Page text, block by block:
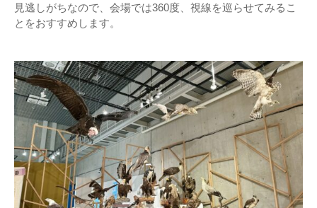
見逃しがちなので、会場では360度、視線を巡らせてみるこ
とをおすすめします。